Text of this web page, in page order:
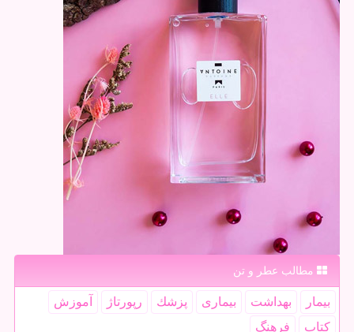
مطالب عطر و تن
بیمار بهداشت بیماری پزشك رپورتاژ
آموزش
كتاب
فرهنگ